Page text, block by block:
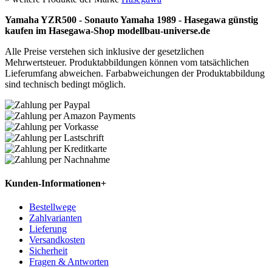
Yamaha YZR500 - Sonauto Yamaha 1989 - Hasegawa günstig
kaufen im Hasegawa-Shop modellbau-universe.de
Alle Preise verstehen sich inklusive der gesetzlichen
Mehrwertsteuer. Produktabbildungen können vom tatsächlichen
Lieferumfang abweichen. Farbabweichungen der Produktabbildung
sind technisch bedingt möglich.
Kunden-Informationen+
Bestellwege
Zahlvarianten
Lieferung
Versandkosten
Sicherheit
Fragen & Antworten